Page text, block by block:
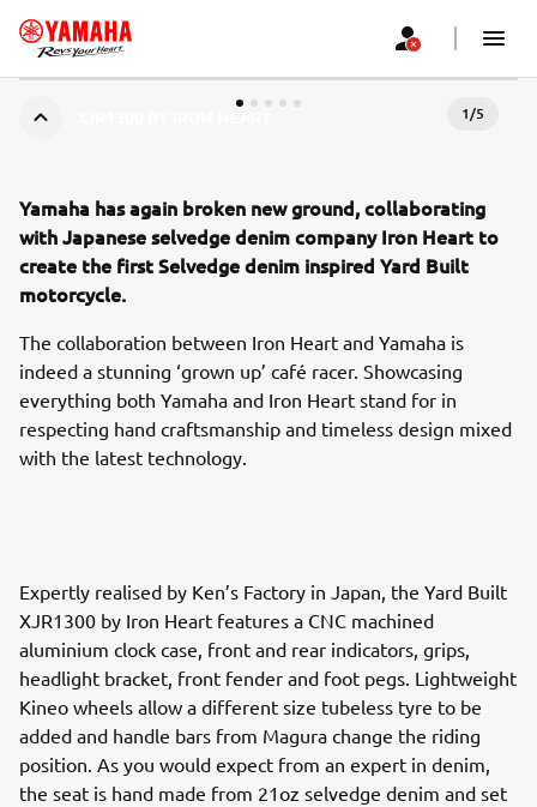
1/5
Yamaha has again broken new ground, collaborating
with Japanese selvedge denim company Iron Heart to
create the first Selvedge denim inspired Yard Built
motorcycle.
The collaboration between Iron Heart and Yamaha is
indeed a stunning ‘grown up’ café racer. Showcasing
everything both Yamaha and Iron Heart stand for in
respecting hand craftsmanship and timeless design mixed
with the latest technology.
Expertly realised by Ken’s Factory in Japan, the Yard Built
XJR1300 by Iron Heart features a CNC machined
aluminium clock case, front and rear indicators, grips,
headlight bracket, front fender and foot pegs. Lightweight
Kineo wheels allow a different size tubeless tyre to be
added and handle bars from Magura change the riding
position. As you would expect from an expert in denim,
the seat is hand made from 21oz selvedge denim and set